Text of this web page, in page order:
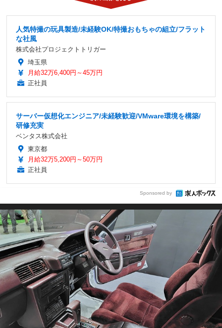
人気特撮の玩具製造/未経験OK/特撮おもちゃの組立/フラット
な社風
株式会社プロジェクトトリガー
埼玉県
月給32万6,400円～45万円
正社員
サーバー仮想化エンジニア/未経験歓迎/VMware環境を構築/
研修充実
ベンタス株式会社
東京都
月給32万5,200円～50万円
正社員
Sponsored by